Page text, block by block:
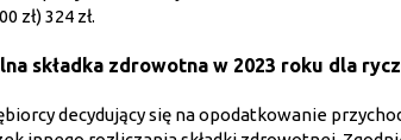
zł) 324 zł.
składka zdrowotna w 2023 roku dla
decydujący się na opodatkowanie